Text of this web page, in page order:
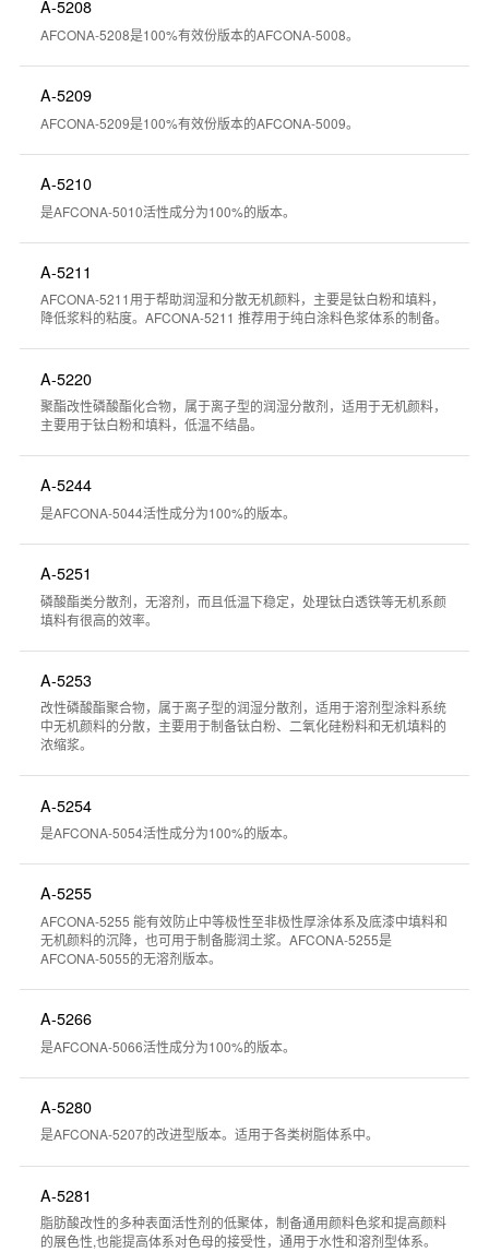
A-5208
AFCONA-5208是100%有效份版本的AFCONA-5008。
A-5209
AFCONA-5209是100%有效份版本的AFCONA-5009。
A-5210
是AFCONA-5010活性成分为100%的版本。
A-5211
AFCONA-5211用于帮助润湿和分散无机颜料，主要是钛白粉和填料，
降低浆料的粘度。AFCONA-5211 推荐用于纯白涂料色浆体系的制备。
A-5220
聚酯改性磷酸酯化合物，属于离子型的润湿分散剂，适用于无机颜料，
主要用于钛白粉和填料，低温不结晶。
A-5244
是AFCONA-5044活性成分为100%的版本。
A-5251
磷酸酯类分散剂，无溶剂，而且低温下稳定，处理钛白透铁等无机系颜
填料有很高的效率。
A-5253
改性磷酸酯聚合物，属于离子型的润湿分散剂，适用于溶剂型涂料系统
中无机颜料的分散，主要用于制备钛白粉、二氧化硅粉料和无机填料的
浓缩浆。
A-5254
是AFCONA-5054活性成分为100%的版本。
A-5255
AFCONA-5255 能有效防止中等极性至非极性厚涂体系及底漆中填料和
无机颜料的沉降，也可用于制备膨润土浆。AFCONA-5255是
AFCONA-5055的无溶剂版本。
A-5266
是AFCONA-5066活性成分为100%的版本。
A-5280
是AFCONA-5207的改进型版本。适用于各类树脂体系中。
A-5281
脂肪酸改性的多种表面活性剂的低聚体，制备通用颜料色浆和提高颜料
的展色性,也能提高体系对色母的接受性，通用于水性和溶剂型体系。